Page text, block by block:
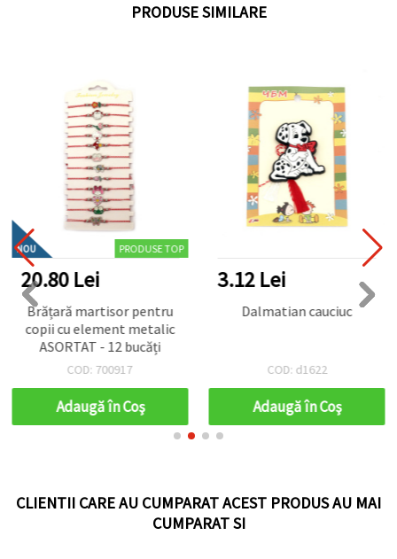
PRODUSE SIMILARE
NOU PRODUSE TOP
20.80 Lei
Brățară martisor pentru
copii cu element metalic
ASORTAT - 12 bucăți
COD: 700917
Adaugă în Coş
3.12 Lei
Dalmatian cauciuc
COD: d1622
Adaugă în Coş
CLIENTII CARE AU CUMPARAT ACEST PRODUS AU MAI
CUMPARAT SI